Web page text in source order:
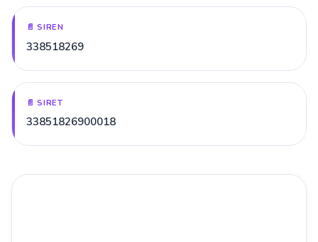
📄 SIREN
338518269
📄 SIRET
33851826900018